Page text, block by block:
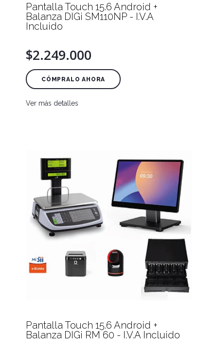
Pantalla Touch 15.6 Android +
Balanza DIGi SM110NP - I.V.A
Incluido
$2.249.000
CÓMPRALO AHORA
Ver más detalles
Pantalla Touch 15.6 Android +
Balanza DIGi RM 60 - I.V.A Incluido